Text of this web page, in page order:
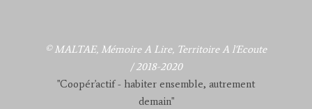
© MALTAE, Mémoire A Lire, Territoire A l'Ecoute
/ 2018-2020
"Coopér'actif - habiter ensemble, autrement
demain"